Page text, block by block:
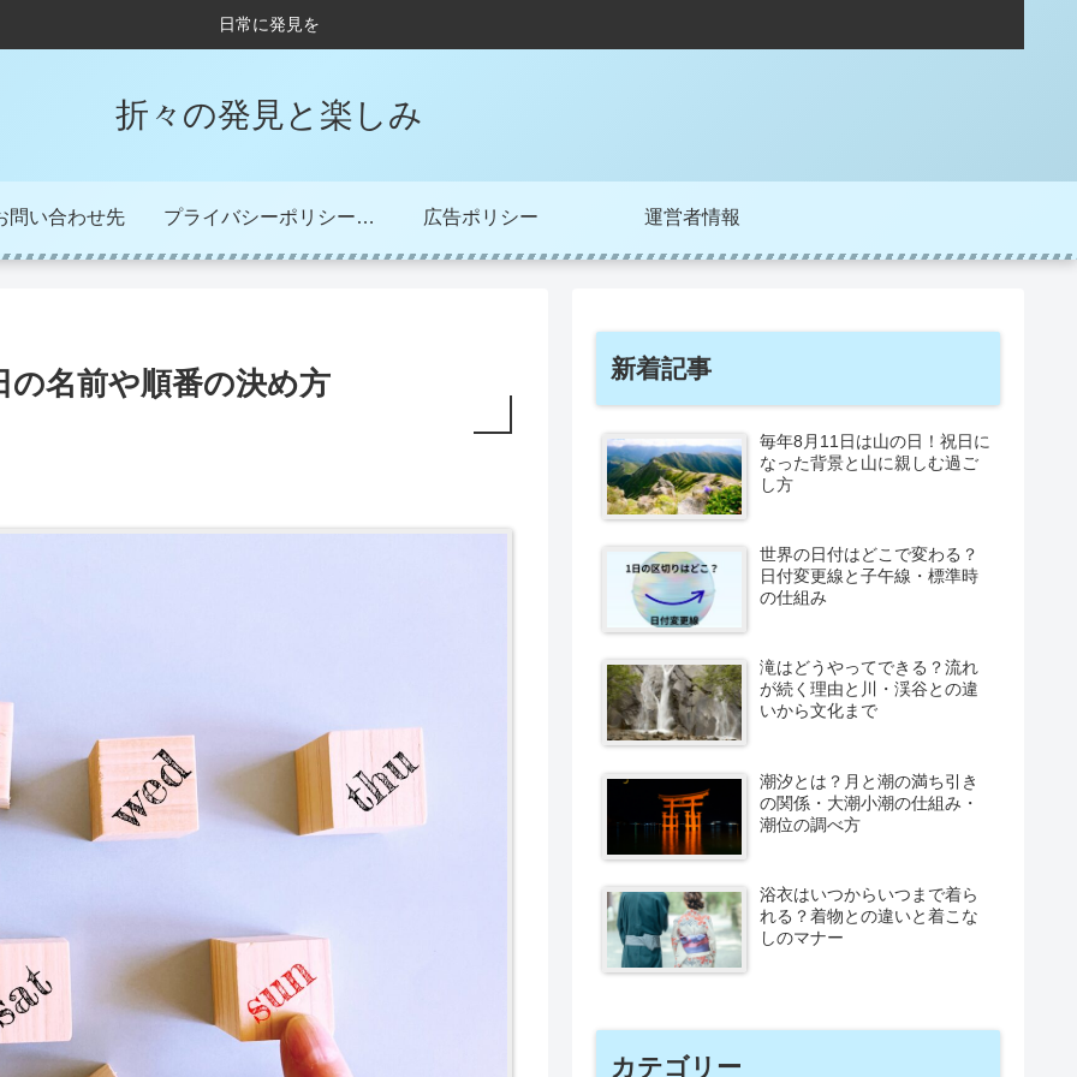
日常に発見を
折々の発見と楽しみ
問い合わせ先 プライバシーポリシー・免責事項 広告ポリシー 運営者情報
名前や順番の決め方 新着記事
毎年8月11日は山の日！祝日に
なった背景と山に親しむ過ご
し方
世界の日付はどこで変わる？
日付変更線と子午線・標準時
の仕組み
滝はどうやってできる？流れ
が続く理由と川・渓谷との違
いから文化まで
潮汐とは？月と潮の満ち引き
の関係・大潮小潮の仕組み・
潮位の調べ方
浴衣はいつからいつまで着ら
れる？着物との違いと着こな
しのマナー
カテゴリー